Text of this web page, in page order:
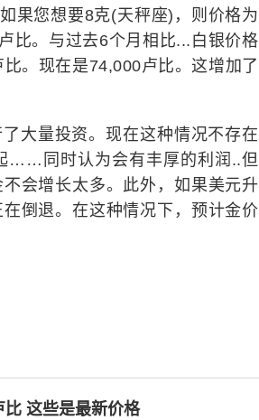
果您想要8克(天秤座)，则价格为
比。与过去6个月相比...白银价格
。现在是74,000卢比。这增加了
大量投资。现在这种情况不存在
……同时认为会有丰厚的利润..但
会增长太多。此外，如果美元升
倒退。在这种情况下，预计金价
这些是最新价格